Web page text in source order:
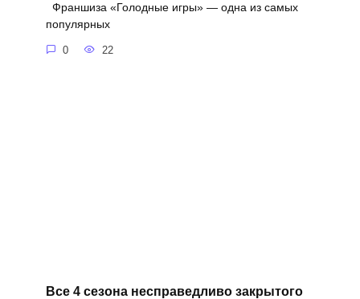
Франшиза «Голодные игры» — одна из самых
популярных
0 22
Все 4 сезона несправедливо закрытого